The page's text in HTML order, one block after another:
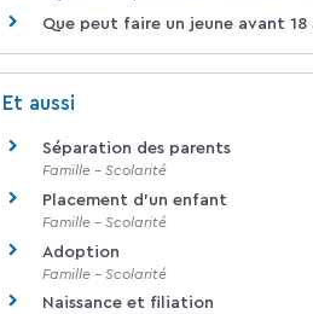
Que peut faire un jeune avant 18
Et aussi
Séparation des parents
Famille - Scolarité
Placement d'un enfant
Famille - Scolarité
Adoption
Famille - Scolarité
Naissance et filiation